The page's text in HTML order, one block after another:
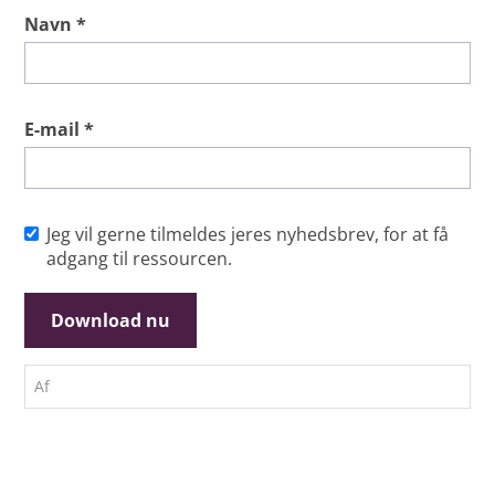
Navn *
E-mail *
Jeg vil gerne tilmeldes jeres nyhedsbrev, for at få
adgang til ressourcen.
Af